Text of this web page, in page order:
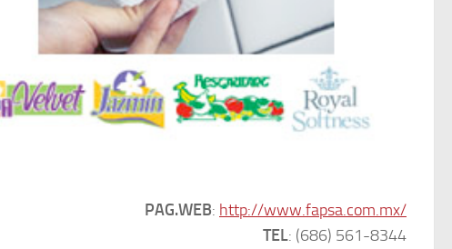
PAG.WEB: http://www.fapsa.com.mx/
TEL: (686) 561-8344